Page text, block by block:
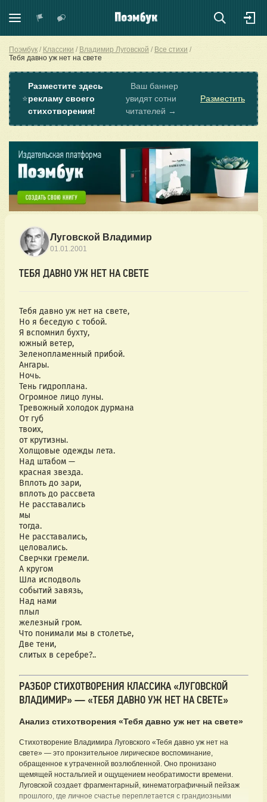
Поэмбук Классики Владимир Луговской
Все стихи
Тебя давно уж нет на свете
⭐
Разместите здесь
рекламу своего
стихотворения!
Ваш баннер
увидят сотни
читателей →
Разместить
Луговской Владимир
01.01.2001
ТЕБЯ ДАВНО УЖ НЕТ НА СВЕТЕ
Тебя давно уж нет на свете,
Но я беседую с тобой.
Я вспомнил бухту,
южный ветер,
Зеленопламенный прибой.
Ангары.
Ночь.
Тень гидроплана.
Огромное лицо луны.
Тревожный холодок дурмана
От губ
твоих,
от крутизны.
Холщовые одежды лета.
Над штабом —
красная звезда.
Вплоть до зари,
вплоть до рассвета
Не расставались
мы
тогда.
Не расставались,
целовались.
Сверчки гремели.
А кругом
Шла исподволь
событий завязь,
Над нами
плыл
железный гром.
Что понимали мы в столетье,
Две тени,
слитых в серебре?..
РАЗБОР СТИХОТВОРЕНИЯ КЛАССИКА «ЛУГОВСКОЙ
ВЛАДИМИР» — «ТЕБЯ ДАВНО УЖ НЕТ НА СВЕТЕ»
Анализ стихотворения «Тебя давно уж нет на свете»
Стихотворение Владимира Луговского «Тебя давно уж нет на
свете» — это пронзительное лирическое воспоминание,
обращенное к утраченной возлюбленной. Оно пронизано
щемящей ностальгией и ощущением необратимости времени.
Луговской создает фрагментарный, кинематографичный пейзаж
прошлого, где личное счастье переплетается с грандиозными